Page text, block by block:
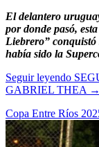
El delantero
por donde pasó,
Liebrero”
había sido la
Seguir leyendo
GABRIEL THEA →
Copa Entre Ríos